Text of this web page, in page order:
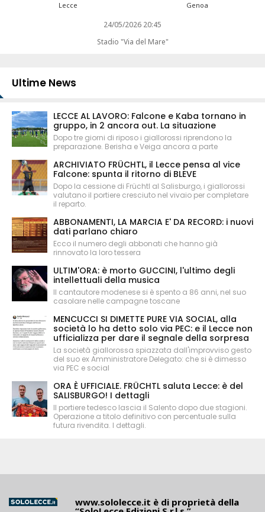
Lecce Genoa
24/05/2026 20:45
Stadio "Via del Mare"
Ultime News
LECCE AL LAVORO: Falcone e Kaba tornano in
gruppo, in 2 ancora out. La situazione
Dopo tre giorni di riposo i giallorossi riprendono la
preparazione. Berisha e Veiga ancora a parte
ARCHIVIATO FRÜCHTL, il Lecce pensa al vice
Falcone: spunta il ritorno di BLEVE
Dopo la cessione di Früchtl al Salisburgo, i giallorossi
valutano il portiere cresciuto nel vivaio per completare
il reparto.
ABBONAMENTI, LA MARCIA E' DA RECORD: i nuovi
dati parlano chiaro
Ecco il numero degli abbonati che hanno già
rinnovato la loro tessera
ULTIM'ORA: è morto GUCCINI, l'ultimo degli
intellettuali della musica
Il cantautore modenese si è spento a 86 anni, nel suo
casolare nelle campagne toscane
MENCUCCI SI DIMETTE PURE VIA SOCIAL, alla
società lo ha detto solo via PEC: e il Lecce non
ufficializza per dare il segnale della sorpresa
La società giallorossa spiazzata dall'improvviso gesto
del suo ex Amministratore Delegato: che si è dimesso
via PEC e social
ORA È UFFICIALE. FRÜCHTL saluta Lecce: è del
SALISBURGO! I dettagli
Il portiere tedesco lascia il Salento dopo due stagioni.
Operazione a titolo definitivo con percentuale sulla
futura rivendita. I dettagli.
www.sololecce.it è di proprietà della